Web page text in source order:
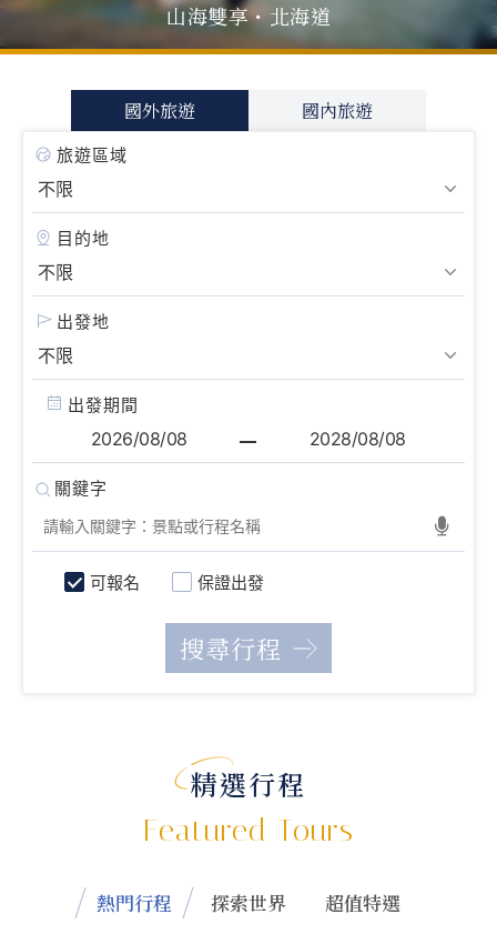
父親節．限時特別企劃
一人旅行Solo Travel山海雙享・北海道
國外旅遊 國內旅遊
旅遊區域
目的地
出發地
出發期間
可報名 保證出發
精選行程
Featured Tours
熱門行程 探索世界 超值特選